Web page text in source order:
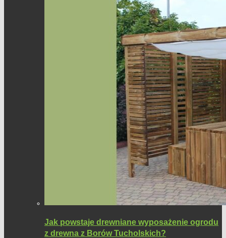
Jak powstaje drewniane wyposażenie ogrodu
z drewna z Borów Tucholskich?